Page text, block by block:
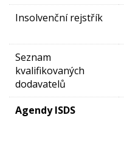
Insolvenční rejstřík
Seznam
kvalifikovaných
dodavatelů
Agendy ISDS